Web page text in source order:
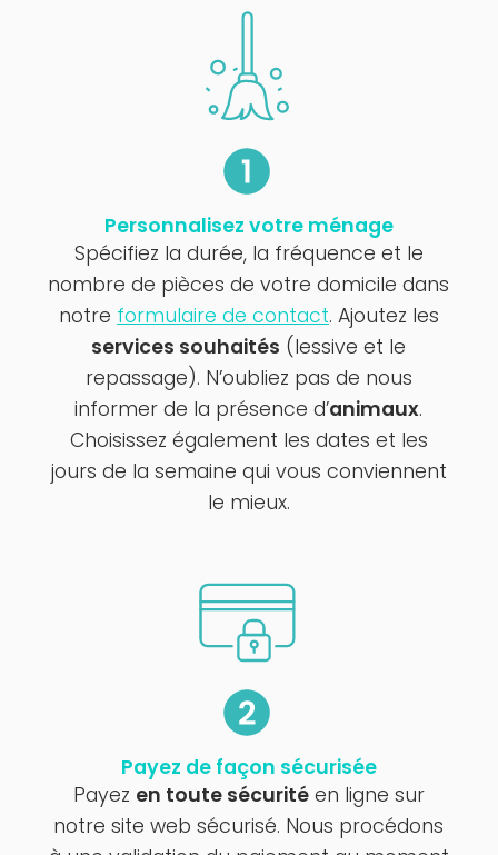
Personnalisez votre ménage
Spécifiez la durée, la fréquence et le
nombre de pièces de votre domicile dans
notre formulaire de contact. Ajoutez les
services souhaités (lessive et le
repassage). N’oubliez pas de nous
informer de la présence d’animaux.
Choisissez également les dates et les
jours de la semaine qui vous conviennent
le mieux.
Payez de façon sécurisée
Payez en toute sécuritéen ligne sur
notre site web sécurisé. Nous procédons